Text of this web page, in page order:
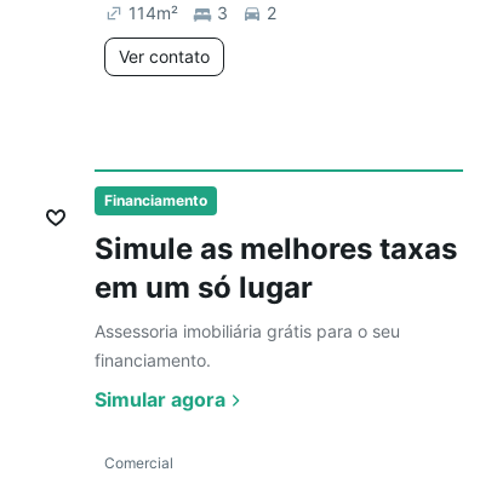
Financiamento
Simule as melhores taxas
em um só lugar
Assessoria imobiliária grátis para o seu
financiamento.
Simular agora
114m² 3 2
Ver contato
Ver
Comercial